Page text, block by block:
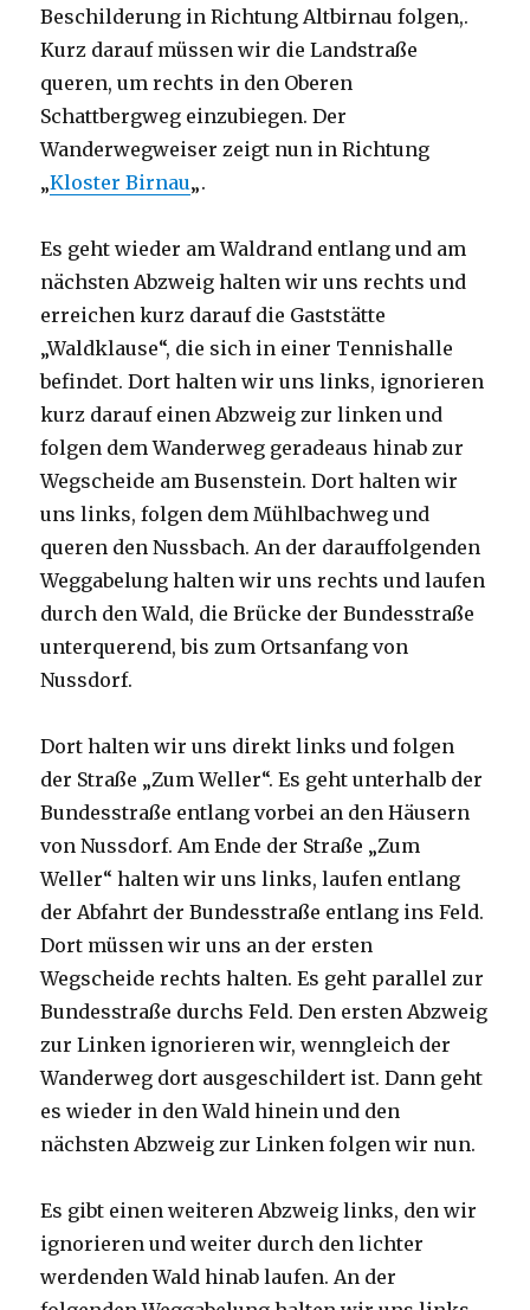
Beschilderung in Richtung Altbirnau folgen,.
Kurz darauf müssen wir die Landstraße
queren, um rechts in den Oberen
Schattbergweg einzubiegen. Der
Wanderwegweiser zeigt nun in Richtung
„Kloster Birnau„.
​Es geht wieder am Waldrand entlang und am
nächsten Abzweig halten wir uns rechts und
erreichen kurz darauf die Gaststätte
„Waldklause“, die sich in einer Tennishalle
befindet. Dort halten wir uns links, ignorieren
kurz darauf einen Abzweig zur linken und
folgen dem Wanderweg geradeaus hinab zur
Wegscheide am Busenstein. Dort halten wir
uns links, folgen dem Mühlbachweg und
queren den Nussbach. An der darauffolgenden
Weggabelung halten wir uns rechts und laufen
durch den Wald, die Brücke der Bundesstraße
unterquerend, bis zum Ortsanfang von
Nussdorf.
Dort halten wir uns direkt links und folgen
der Straße „Zum Weller“. Es geht unterhalb der
Bundesstraße entlang vorbei an den Häusern
von Nussdorf. Am Ende der Straße „Zum
Weller“ halten wir uns links, laufen entlang
der Abfahrt der Bundesstraße entlang ins Feld.
Dort müssen wir uns an der ersten
Wegscheide rechts halten. Es geht parallel zur
Bundesstraße durchs Feld. Den ersten Abzweig
zur Linken ignorieren wir, wenngleich der
Wanderweg dort ausgeschildert ist. Dann geht
es wieder in den Wald hinein und den
nächsten Abzweig zur Linken folgen wir nun.
Es gibt einen weiteren Abzweig links, den wir
ignorieren und weiter durch den lichter
werdenden Wald hinab laufen. An der